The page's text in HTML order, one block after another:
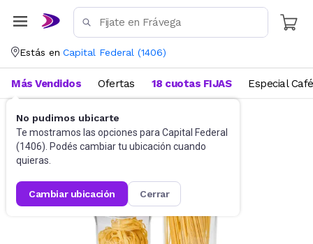
Estás en Capital Federal (1406)
No pudimos ubicarte
Te mostramos las opciones para Capital Federal
(1406). Podés cambiar tu ubicación cuando
quieras.
cambiar ubicación cerrar
Más Vendidos Ofertas 18 cuotas FIJAS Especial Café
Bazar Tuppers